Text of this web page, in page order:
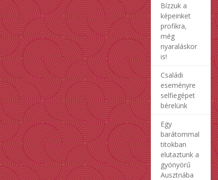
Bízzuk a
képeinket
profikra,
még
nyaraláskor
is!
Családi
eseményre
selfiegépet
bérelünk
Egy
barátommal
titokban
elutaztunk a
gyönyörű
Ausztriába